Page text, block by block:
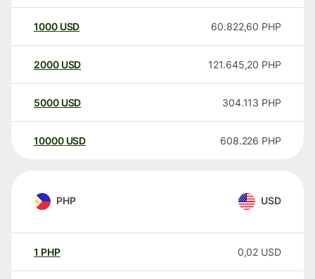
1000 USD 60.822,60 PHP
2000 USD 121.645,20 PHP
5000 USD 304.113 PHP
10000 USD 608.226 PHP
PHP USD
1 PHP 0,02 USD